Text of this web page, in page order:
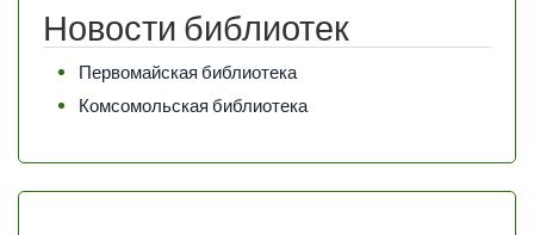
Новости библиотек
Первомайская библиотека
Комсомольская библиотека